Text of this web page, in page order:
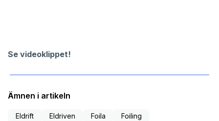
Se videoklippet!
Ämnen i artikeln
Eldrift Eldriven Foila Foiling